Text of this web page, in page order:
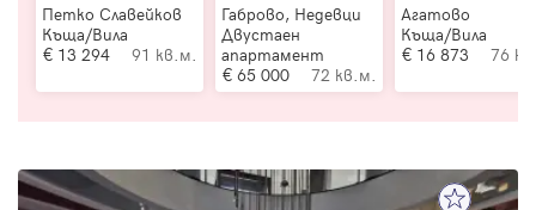
Петко Славейков
Къща/Вила
13 294
91 кв.м.
Габрово, Недевци
Двустаен
апартамент
65 000
72 кв.м.
Агатово
Къща/Вила
16 873
76